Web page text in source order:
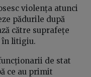
violența atunci
pădurile după
către suprafețe
în litigiu.
de stat
ce au primit